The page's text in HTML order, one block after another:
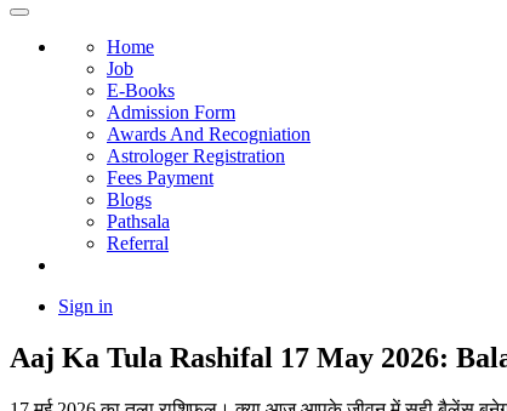
Home
Job
E-Books
Admission Form
Awards And Recogniation
Astrologer Registration
Fees Payment
Blogs
Pathsala
Referral
Sign in
Aaj Ka Tula Rashifal 17 May 2026: